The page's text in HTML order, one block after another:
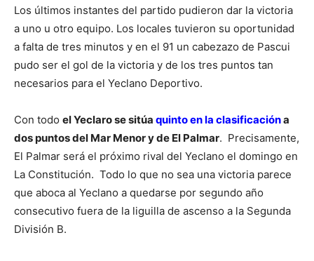
Los últimos instantes del partido pudieron dar la victoria
a uno u otro equipo. Los locales tuvieron su oportunidad
a falta de tres minutos y en el 91 un cabezazo de Pascui
pudo ser el gol de la victoria y de los tres puntos tan
necesarios para el Yeclano Deportivo.
Con todo el Yeclaro se sitúa quinto en la clasificacióna
dos puntos del Mar Menor y de El Palmar. Precisamente,
El Palmar será el próximo rival del Yeclano el domingo en
La Constitución. Todo lo que no sea una victoria parece
que aboca al Yeclano a quedarse por segundo año
consecutivo fuera de la liguilla de ascenso a la Segunda
División B.